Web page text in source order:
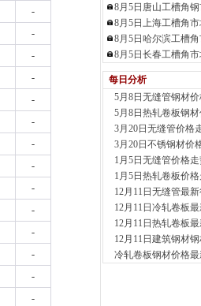
-
-
-
-
-
-
-
-
-
-
-
-
-
-
现货供应：低合金
6小时前已更新资源
天津亿宇金属材
现货供应：天津钢
裂..
7小时前已更新资源
山东钛臻环球钢
现货供应：高压锅
管，材质..
8小时前已更新资源
舞钢市恒沃钢铁
现货供应：耐磨板|
9分钟前 已更新资源
山东鑫启程钢管
现货供应：
26分钟前已更新资
沈阳科建金属材
8月5日唐山工槽角
8月5日上海工槽角
8月5日哈尔滨工槽
8月5日长春工槽角
每日分析
5月8日无缝管钢材
5月8日热轧卷板钢
3月20日无缝管价格
3月20日不锈钢材价
1月5日无缝管价格
1月5日热轧卷板价
12月11日无缝管最
12月11日冷轧卷板
12月11日热轧卷板
12月11日建筑钢材
冷轧卷板钢材价格